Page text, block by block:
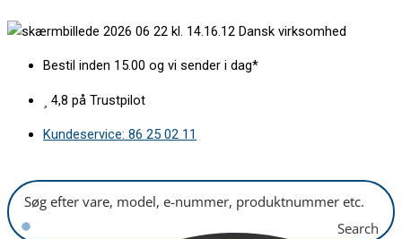
til
Dansk virksomhed
Bestil inden 15.00 og vi sender i dag*
4,8 på Trustpilot
Kundeservice: 86 25 02 11
Search
DeLonghi